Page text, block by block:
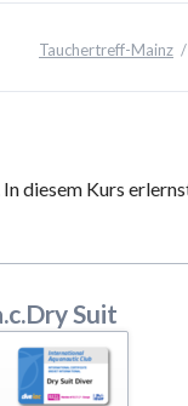
Tauchertreff-Mainz
diesem Kurs
Suit